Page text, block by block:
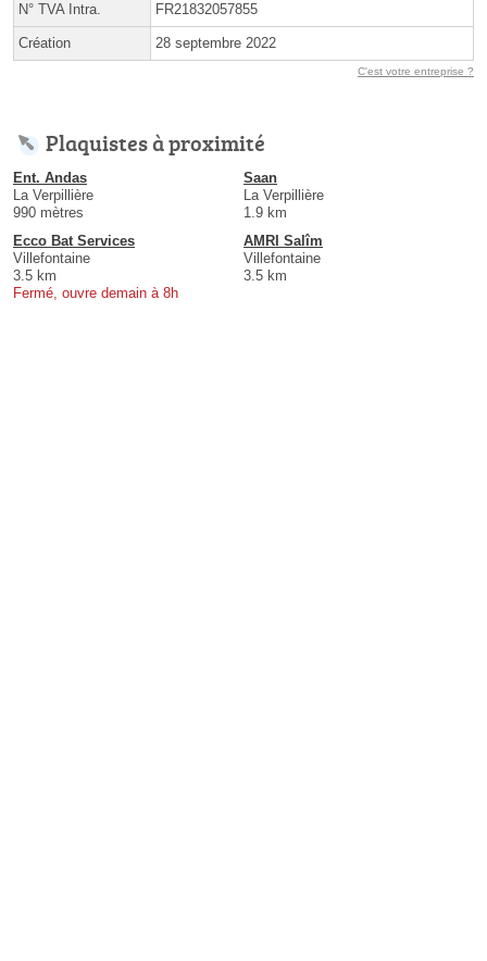
N° TVA Intra. FR21832057855
Création 28 septembre 2022
C'est votre entreprise ?
Plaquistes à proximité
Ent. Andas
La Verpillière
990 mètres
Saan
La Verpillière
1.9 km
Ecco Bat Services
Villefontaine
3.5 km
Fermé, ouvre demain à 8h
AMRI Salîm
Villefontaine
3.5 km